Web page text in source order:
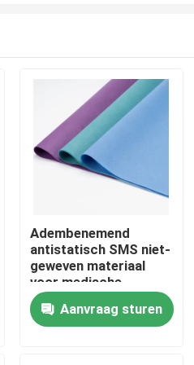
Adembenemend
antistatisch SMS niet-
geweven materiaal
voor medische
toepassingen
Aanvraag sturen